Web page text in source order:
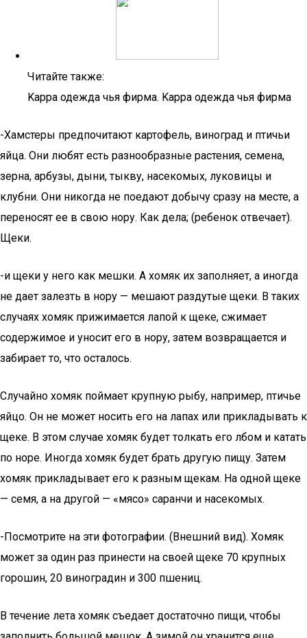
Читайте также:
Kappa одежда чья фирма. Kappa одежда чья фирма
-Хамстеры предпочитают картофель, виноград и птичьи
яйца. Они любят есть разнообразные растения, семена,
зерна, арбузы, дыни, тыкву, насекомых, луковицы и
клубни. Они никогда не поедают добычу сразу на месте, а
переносят ее в свою нору. Как дела; (ребенок отвечает).
Щеки.
-и щеки у него как мешки. А хомяк их заполняет, а иногда
не дает залезть в нору — мешают раздутые щеки. В таких
случаях хомяк прижимается лапой к щеке, сжимает
содержимое и уносит его в нору, затем возвращается и
забирает то, что осталось.
Случайно хомяк поймает крупную рыбу, например, птичье
яйцо. Он не может носить его на лапах или прикладывать к
щеке. В этом случае хомяк будет толкать его лбом и катать
по норе. Иногда хомяк будет брать другую пищу. Затем
хомяк прикладывает его к разным щекам. На одной щеке
— семя, а на другой — «мясо» саранчи и насекомых.
-Посмотрите на эти фотографии. (Внешний вид). Хомяк
может за один раз принести на своей щеке 70 крупных
горошин, 20 виноградин и 300 пшениц.
В течение лета хомяк съедает достаточно пищи, чтобы